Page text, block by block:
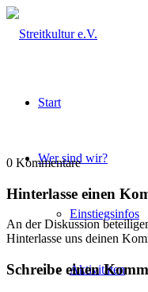
Start
Wer sind wir?
Einstiegsinfos
Aktivitäten
0 Kommentare
Hinterlasse einen
An der Diskussion
Hinterlasse uns deinen
Schreibe einen